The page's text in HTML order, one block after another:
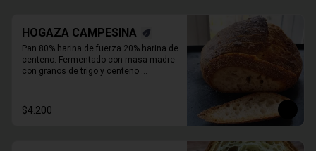
HOGAZA CAMPESINA
Pan 80% harina de fuerza 20% harina de
centeno. Fermentado con masa madre
con granos de trigo y centeno
REBANAR.
$4.200